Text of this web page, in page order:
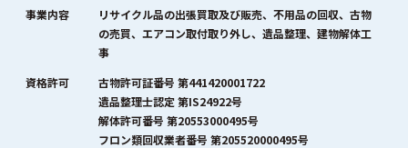
事業内容
リサイクル品の出張買取及び販売、不用品の回収、古物
の売買、エアコン取付取り外し、遺品整理、建物解体工
事
資格許可
古物許可証番号 第441420001722
遺品整理士認定 第IS24922号
解体許可番号 第20553000495号
フロン類回収業者番号 第205520000495号